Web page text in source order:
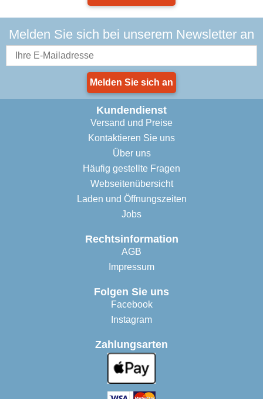
Melden Sie sich bei unserem Newsletter an
Melden Sie sich an
Kundendienst
Versand und Preise
Kontaktieren Sie uns
Über uns
Häufig gestellte Fragen
Webseitenübersicht
Laden und Öffnungszeiten
Jobs
Rechtsinformation
AGB
Impressum
Folgen Sie uns
Facebook
Instagram
Zahlungsarten